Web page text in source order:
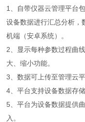
1、自带仪器云管理平台
设备数据进行汇总分析，
机端（安卓系统）。
2、显示每种参数过程曲
大、缩小功能。
3、数据可上传至管理云
4、平台支持设备数据存
5、平台为设备数据提供
入。